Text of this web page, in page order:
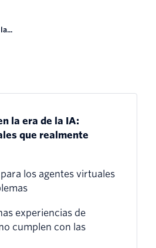
la era de la IA:
que realmente
los agentes virtuales
experiencias de
cumplen con las